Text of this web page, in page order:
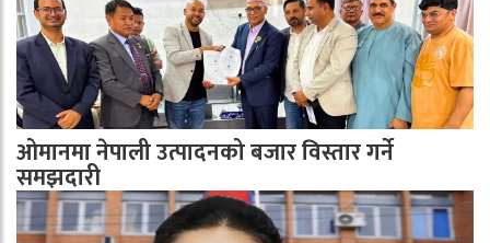
ओमानमा नेपाली उत्पादनको बजार विस्तार गर्ने
समझदारी